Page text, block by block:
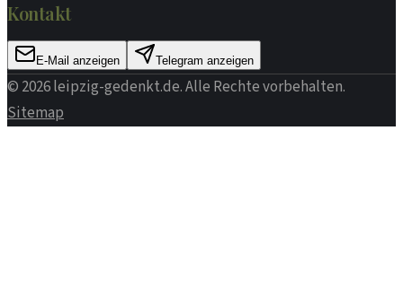
Kontakt
E-Mail anzeigen Telegram anzeigen
© 2026leipzig-gedenkt.de. Alle Rechte vorbehalten.
Sitemap